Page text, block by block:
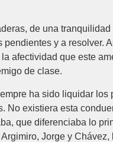
de una
y a resolver.
afectividad que este
de clase.
ha sido liquidar
existiera esta
que diferenciaba lo
Jorge y